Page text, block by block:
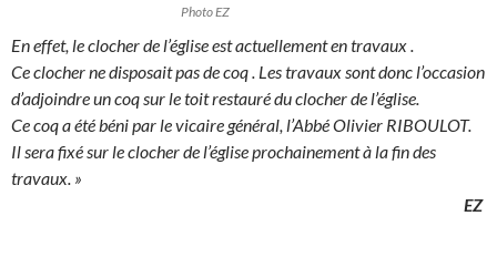
Photo EZ
En effet, le clocher de l’église est actuellement en travaux .
Ce clocher ne disposait pas de coq . Les travaux sont donc l’occasion
d’adjoindre un coq sur le toit restauré du clocher de l’église.
Ce coq a été béni par le vicaire général, l’Abbé Olivier RIBOULOT.
Il sera fixé sur le clocher de l’église prochainement à la fin des
travaux. »
EZ